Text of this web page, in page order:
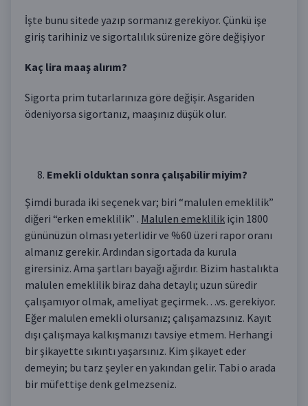
İşte bunu sitede yazıp sormanız gerekiyor. Çünkü işe
giriş tarihiniz ve sigortalılık sürenize göre değişiyor
Kaç lira maaş alırım?
Sigorta prim tutarlarınıza göre değişir. Asgariden
ödeniyorsa sigortanız, maaşınız düşük olur.
Emekli olduktan sonra çalışabilir miyim?
Şimdi burada iki seçenek var; biri “malulen emeklilik”
diğeri “erken emeklilik” . Malulen emeklilik için 1800
gününüzün olması yeterlidir ve %60 üzeri rapor oranı
almanız gerekir. Ardından sigortada da kurula
girersiniz. Ama şartları bayağı ağırdır. Bizim hastalıkta
malulen emeklilik biraz daha detaylı; uzun süredir
çalışamıyor olmak, ameliyat geçirmek…vs. gerekiyor.
Eğer malulen emekli olursanız; çalışamazsınız. Kayıt
dışı çalışmaya kalkışmanızı tavsiye etmem. Herhangi
bir şikayette sıkıntı yaşarsınız. Kim şikayet eder
demeyin; bu tarz şeyler en yakından gelir. Tabi o arada
bir müfettişe denk gelmezseniz.